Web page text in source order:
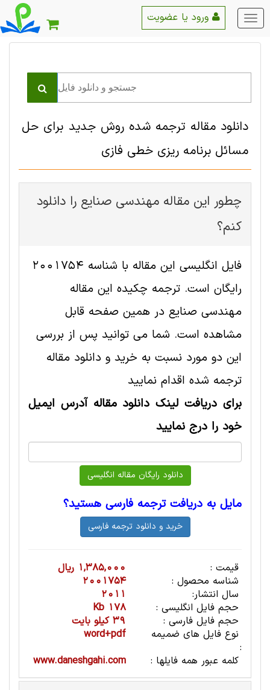
منو
اصلی
دانلود مقاله ترجمه شده روش جدید برای حل
مسائل برنامه ریزی خطی فازی
چطور این مقاله مهندسی صنايع را دانلود
کنم؟
فایل انگلیسی این مقاله با شناسه 2001754
رایگان است. ترجمه چکیده این مقاله
مهندسی صنايع در همین صفحه قابل
مشاهده است. شما می توانید پس از بررسی
این دو مورد نسبت به خرید و دانلود مقاله
ترجمه شده اقدام نمایید
برای دریافت لینک دانلود مقاله آدرس ایمیل
خود را درج نمایید
مایل به دریافت ترجمه فارسی هستید؟
قیمت :
1,385,000 ریال
شناسه محصول :
2001754
سال انتشار:
2011
حجم فایل انگلیسی :
178 Kb
حجم فایل فارسی :
39 کیلو بایت
نوع فایل های ضمیمه
:
word+pdf
کلمه عبور همه فایلها :
www.daneshgahi.com